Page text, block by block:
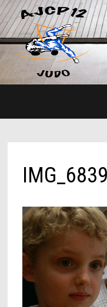
Passer
au
contenu
IMG_6839